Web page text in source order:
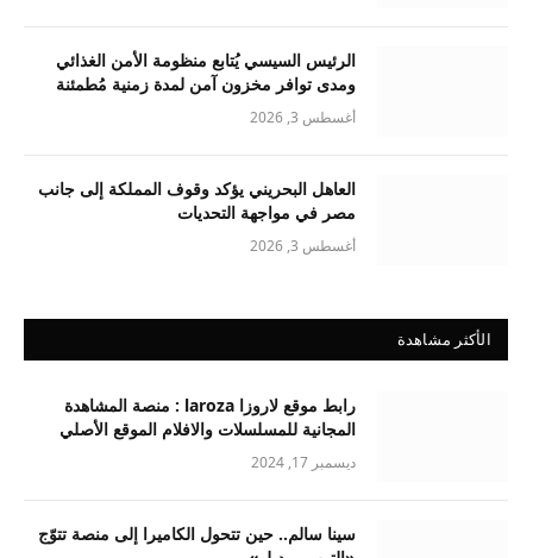
الرئيس السيسي يُتابع منظومة الأمن الغذائي
ومدى توافر مخزون آمن لمدة زمنية مُطمئنة
أغسطس 3, 2026
العاهل البحريني يؤكد وقوف المملكة إلى جانب
مصر في مواجهة التحديات
أغسطس 3, 2026
الأكثر مشاهدة
رابط موقع لاروزا laroza : منصة المشاهدة
المجانية للمسلسلات والافلام الموقع الأصلي
ديسمبر 17, 2024
سينا سالم.. حين تتحول الكاميرا إلى منصة تتوّج